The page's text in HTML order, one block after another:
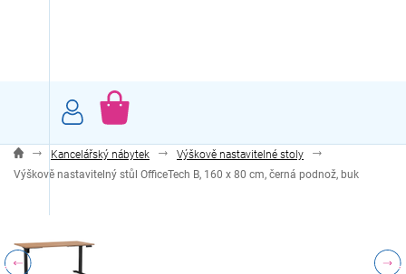
NÁKUPNÍ
Kancelářský nábytek
Výškově nastavitelné stoly
Výškově nastavitelný stůl OfficeTech B, 160 x 80 cm, černá podnož, buk